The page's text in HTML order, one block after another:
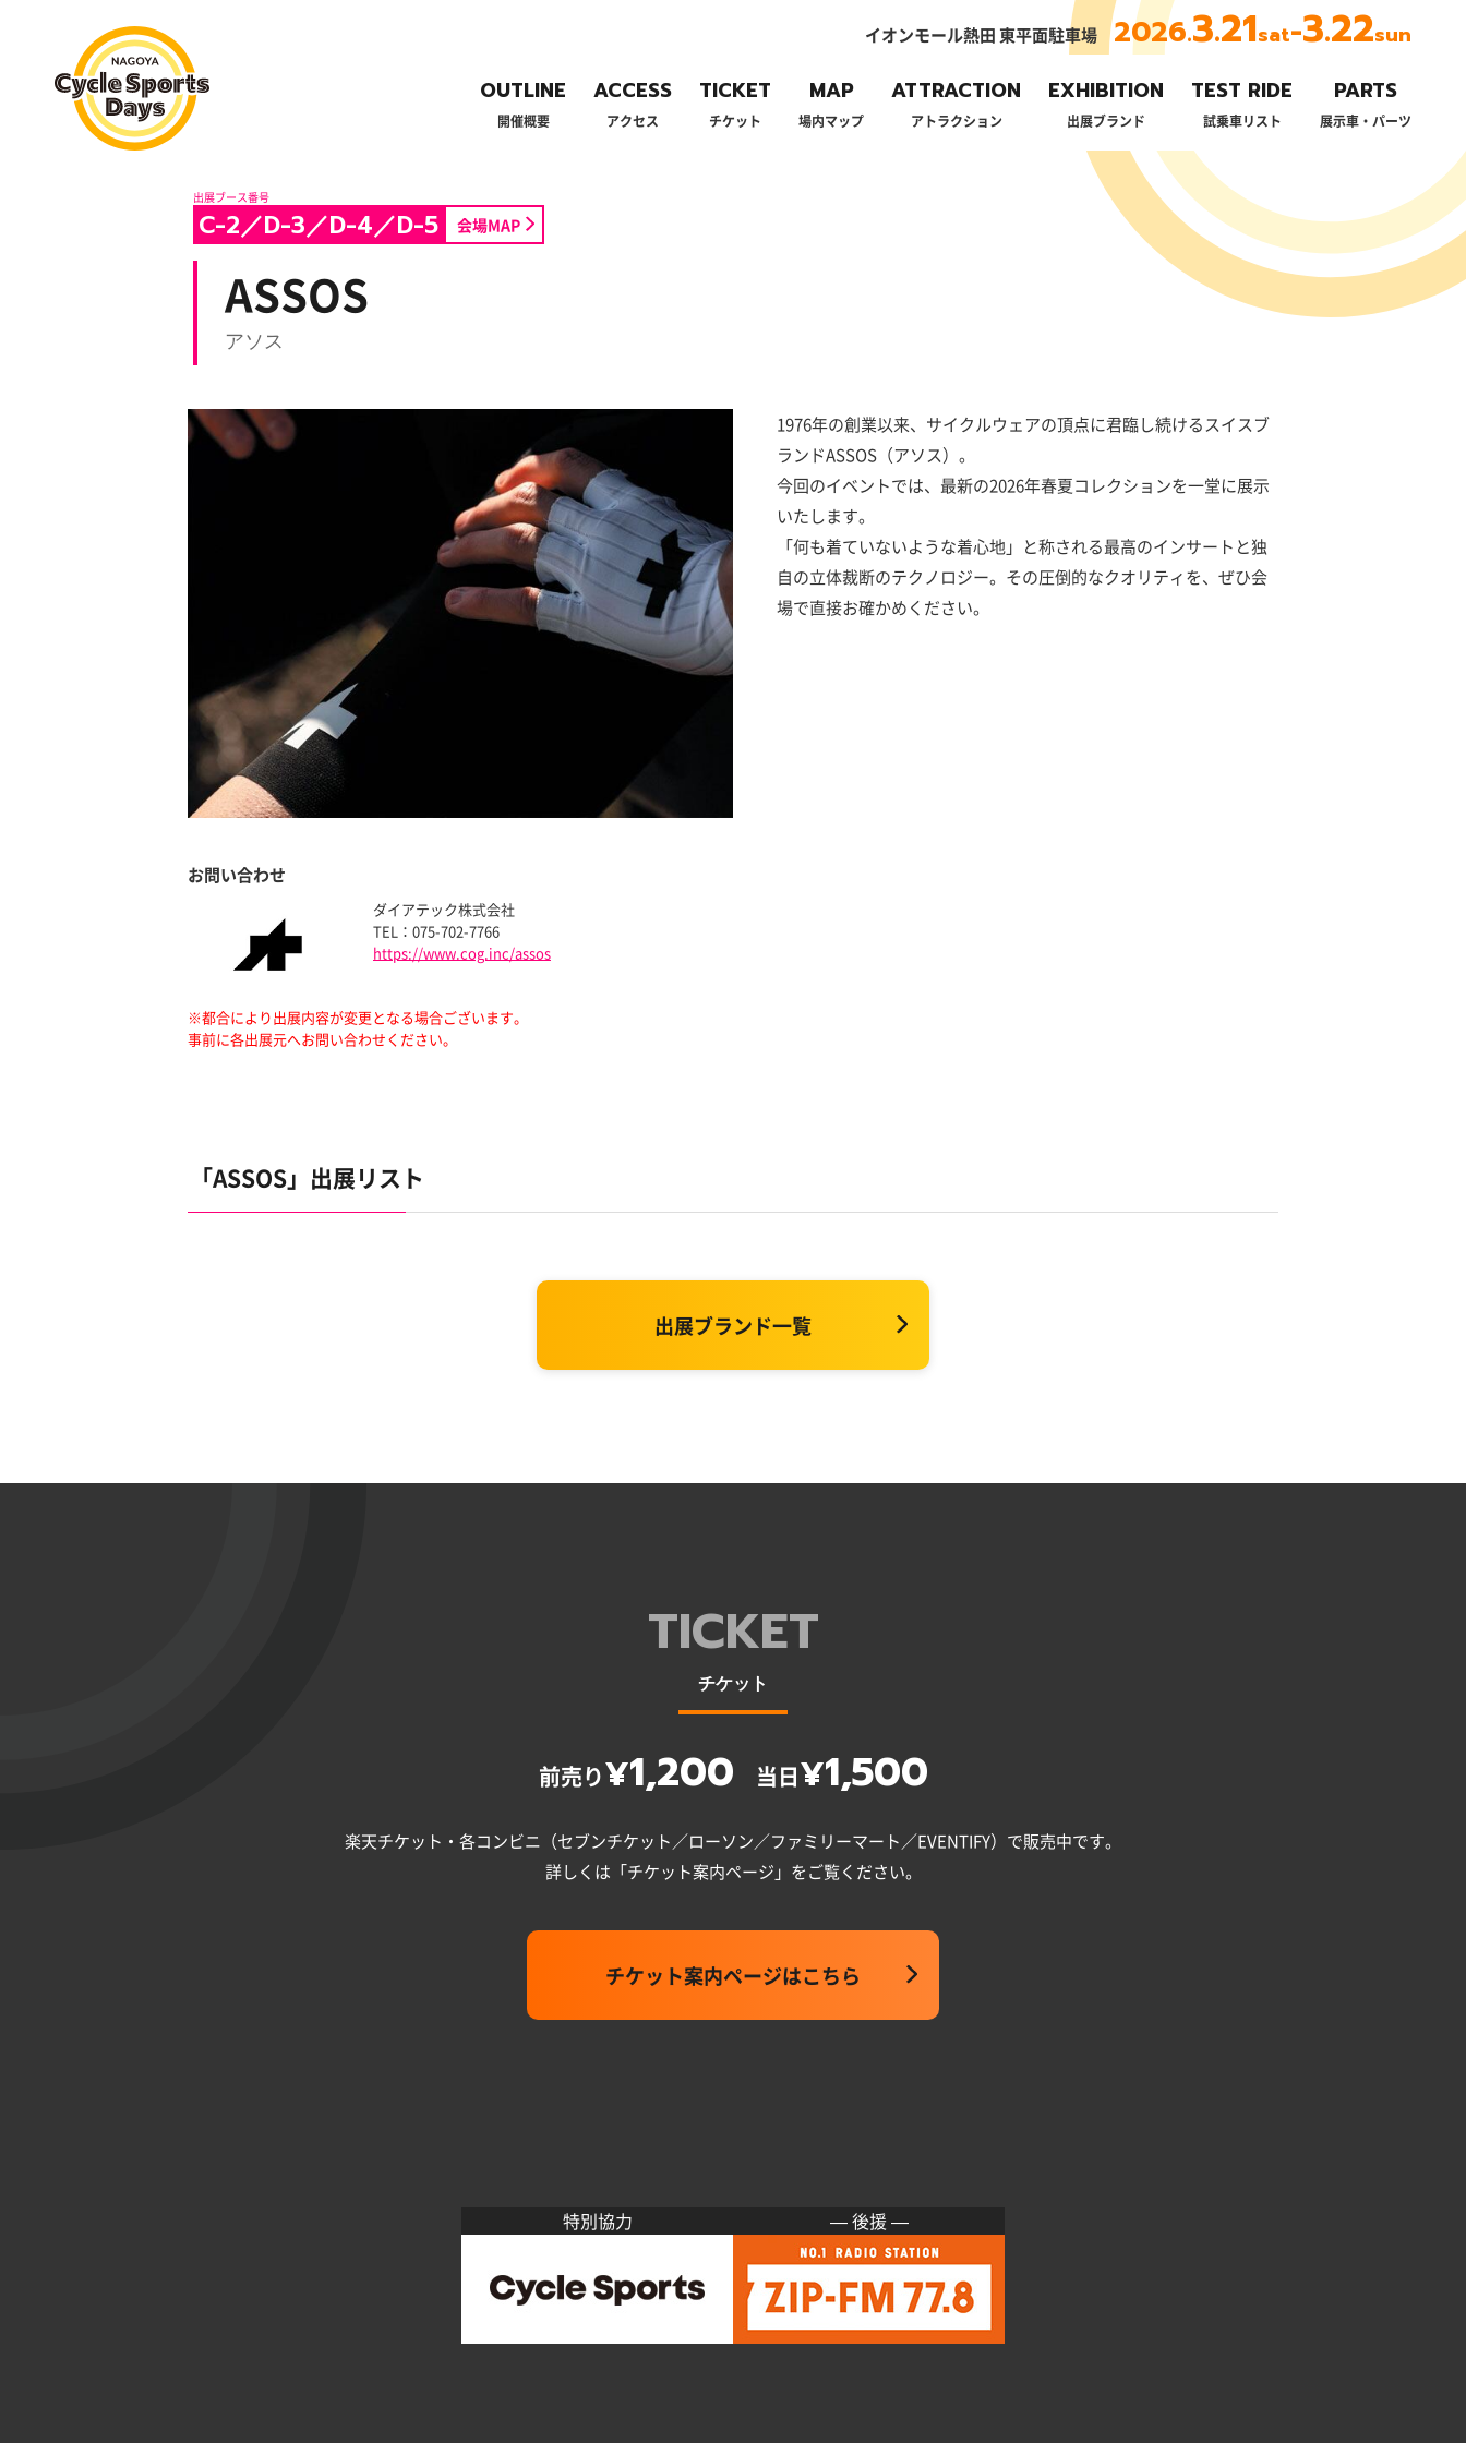
名古屋サイクルスポーツデイズ
イオンモール熱田 東平面駐車場 2026.3.21sat-3.22sun
OUTLINE
開催概要
ACCESS
アクセス
TICKET
チケット
MAP
場内マップ
ATTRACTION
アトラクション
EXHIBITION
出展ブランド
TEST RIDE
試乗車リスト
PARTS
展示車・パーツ
ASSOS
アソス
C-2／D-3／D-4／D-5 会場MAP
1976年の創業以来、サイクルウェアの頂点に君臨し続けるスイスブ
ランドASSOS（アソス）。
今回のイベントでは、最新の2026年春夏コレクションを一堂に展示
いたします。
「何も着ていないような着心地」と称される最高のインサートと独
自の立体裁断のテクノロジー。その圧倒的なクオリティを、ぜひ会
場で直接お確かめください。
お問い合わせ
ダイアテック株式会社
TEL：075-702-7766
https://www.cog.inc/assos
※都合により出展内容が変更となる場合ございます。
事前に各出展元へお問い合わせください。
「ASSOS」出展リスト
出展ブランド一覧
TICKET
チケット
前売り¥1,200 当日¥1,500
楽天チケット・各コンビニ（セブンチケット／ローソン／ファミリーマート／EVENTIFY）で販売中です。
詳しくは「チケット案内ページ」をご覧ください。
チケット案内ページはこちら
特別協力 ― 後援 ―